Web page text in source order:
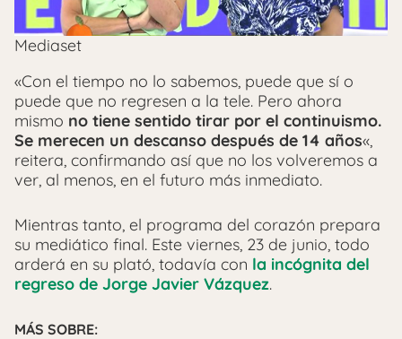
Mediaset
«Con el tiempo no lo sabemos, puede que sí o
puede que no regresen a la tele. Pero ahora
mismo no tiene sentido tirar por el continuismo.
Se merecen un descanso después de 14 años«,
reitera, confirmando así que no los volveremos a
ver, al menos, en el futuro más inmediato.
Mientras tanto, el programa del corazón prepara
su mediático final. Este viernes, 23 de junio, todo
arderá en su plató, todavía con la incógnita del
regreso de Jorge Javier Vázquez.
MÁS SOBRE: